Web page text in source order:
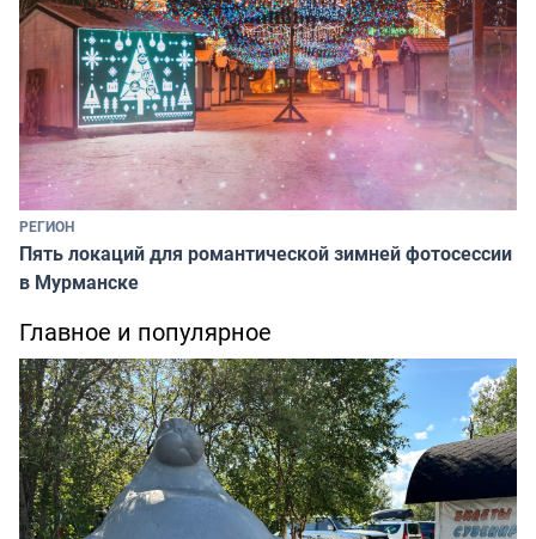
РЕГИОН
Пять локаций для романтической зимней фотосессии
в Мурманске
Главное и популярное